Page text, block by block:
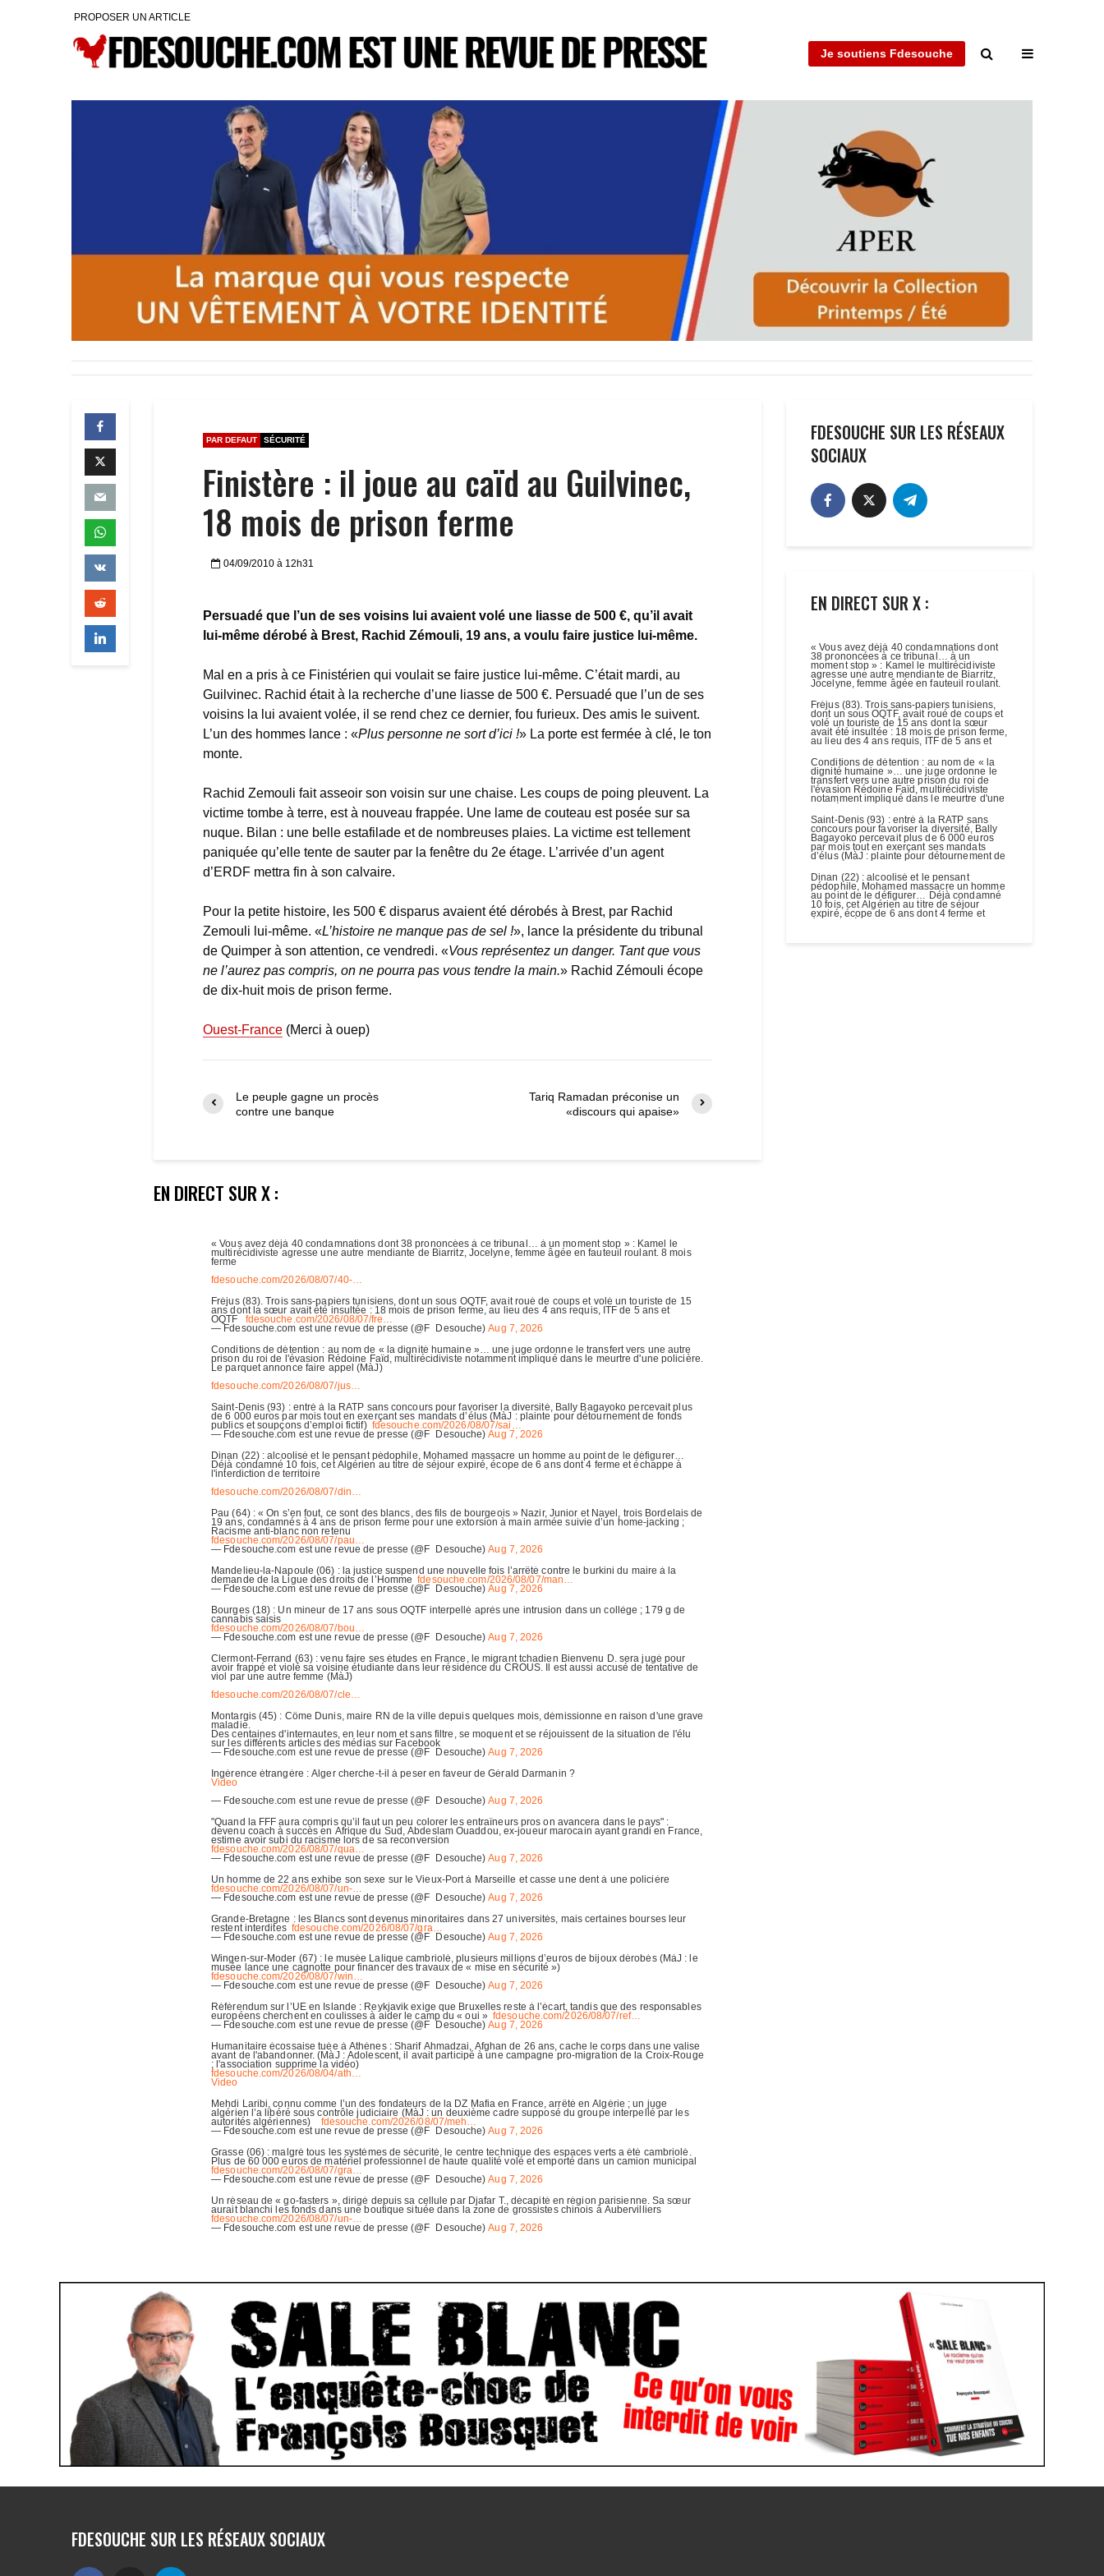
PROPOSER UN ARTICLE
Je soutiens Fdesouche
PAR DEFAUT SÉCURITÉ
Finistère : il joue au caïd au Guilvinec,
18 mois de prison ferme
04/09/2010 à 12h31
Persuadé que l’un de ses voisins lui avaient volé une liasse de 500 €, qu’il avait
lui-même dérobé à Brest, Rachid Zémouli, 19 ans, a voulu faire justice lui-même.
Mal en a pris à ce Finistérien qui voulait se faire justice lui-même. C’était mardi, au
Guilvinec. Rachid était à la recherche d’une liasse de 500 €. Persuadé que l’un de ses
voisins la lui avaient volée, il se rend chez ce dernier, fou furieux. Des amis le suivent.
L’un des hommes lance : «Plus personne ne sort d’ici !» La porte est fermée à clé, le ton
monte.
Rachid Zemouli fait asseoir son voisin sur une chaise. Les coups de poing pleuvent. La
victime tombe à terre, est à nouveau frappée. Une lame de couteau est posée sur sa
nuque. Bilan : une belle estafilade et de nombreuses plaies. La victime est tellement
paniquée qu’elle tente de sauter par la fenêtre du 2e étage. L’arrivée d’un agent
d’ERDF mettra fin à son calvaire.
Pour la petite histoire, les 500 € disparus avaient été dérobés à Brest, par Rachid
Zemouli lui-même. «L’histoire ne manque pas de sel !», lance la présidente du tribunal
de Quimper à son attention, ce vendredi. «Vous représentez un danger. Tant que vous
ne l’aurez pas compris, on ne pourra pas vous tendre la main.» Rachid Zémouli écope
de dix-huit mois de prison ferme.
Ouest-France (Merci à ouep)
Le peuple gagne un procès
contre une banque
Tariq Ramadan préconise un
«discours qui apaise»
EN DIRECT SUR X :
FDESOUCHE SUR LES RÉSEAUX
SOCIAUX
EN DIRECT SUR X :
FDESOUCHE SUR LES RÉSEAUX SOCIAUX